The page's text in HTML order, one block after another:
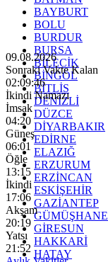
BAYBURT
BOLU
BURDUR
BURSA
BİLECİK
BİNGÖL
BİTLİS
DENİZLİ
DÜZCE
DİYARBAKIR
EDİRNE
ELAZIĞ
ERZURUM
ERZİNCAN
ESKİŞEHİR
GAZİANTEP
GÜMÜŞHANE
GİRESUN
HAKKARİ
HATAY
09.08.2026
Sonraki Vakte Kalan
02:09:45
İkindi Namazı
İmsak
04:20
Güneş
06:01
Öğle
13:15
İkindi
17:06
Akşam
20:19
Yatsı
21:52